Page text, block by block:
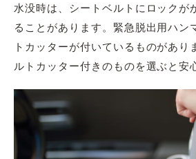
水没時は、シートベルトにロックが
ることがあります。緊急脱出用ハン
トカッターが付いているものがあり
ルトカッター付きのものを選ぶと安